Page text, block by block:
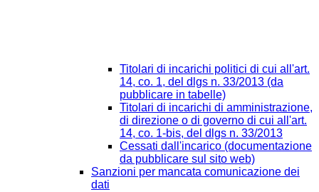
Titolari di incarichi politici di cui all'art.
14, co. 1, del dlgs n. 33/2013 (da
pubblicare in tabelle)
Titolari di incarichi di amministrazione,
di direzione o di governo di cui all'art.
14, co. 1-bis, del dlgs n. 33/2013
Cessati dall'incarico (documentazione
da pubblicare sul sito web)
Sanzioni per mancata comunicazione dei
dati